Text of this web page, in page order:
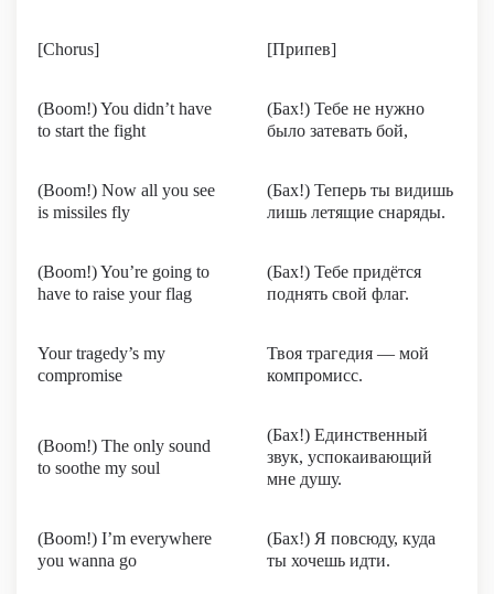
[Chorus] [Припев]
(Boom!) You didn’t have
to start the fight
(Бах!) Тебе не нужно
было затевать бой,
(Boom!) Now all you see
is missiles fly
(Бах!) Теперь ты видишь
лишь летящие снаряды.
(Boom!) You’re going to
have to raise your flag
(Бах!) Тебе придётся
поднять свой флаг.
Your tragedy’s my
compromise
Твоя трагедия — мой
компромисс.
(Boom!) The only sound
to soothe my soul
(Бах!) Единственный
звук, успокаивающий
мне душу.
(Boom!) I’m everywhere
you wanna go
(Бах!) Я повсюду, куда
ты хочешь идти.